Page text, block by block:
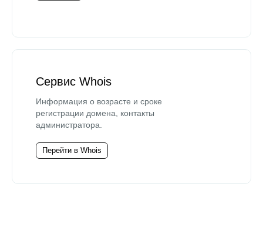
Сервис Whois
Информация о возрасте и сроке
регистрации домена, контакты
администратора.
Перейти в Whois